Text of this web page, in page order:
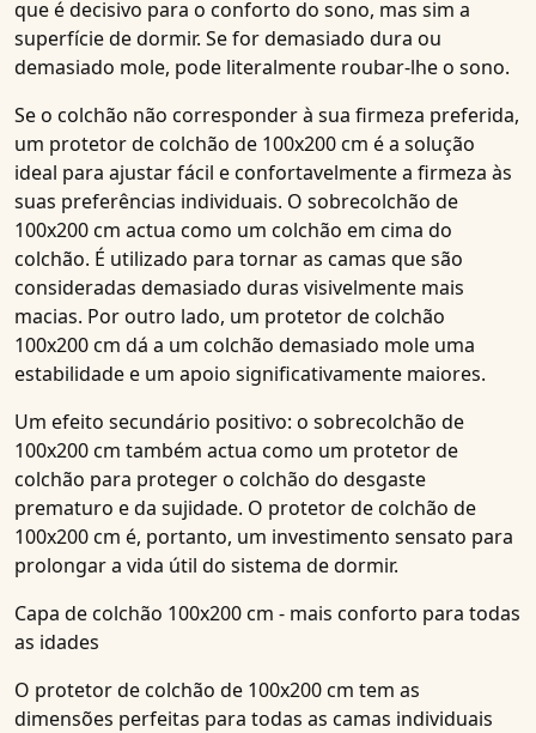
que é decisivo para o conforto do sono, mas sim a
superfície de dormir. Se for demasiado dura ou
demasiado mole, pode literalmente roubar-lhe o sono.
Se o colchão não corresponder à sua firmeza preferida,
um protetor de colchão de 100x200 cm é a solução
ideal para ajustar fácil e confortavelmente a firmeza às
suas preferências individuais. O sobrecolchão de
100x200 cm actua como um colchão em cima do
colchão. É utilizado para tornar as camas que são
consideradas demasiado duras visivelmente mais
macias. Por outro lado, um protetor de colchão
100x200 cm dá a um colchão demasiado mole uma
estabilidade e um apoio significativamente maiores.
Um efeito secundário positivo: o sobrecolchão de
100x200 cm também actua como um protetor de
colchão para proteger o colchão do desgaste
prematuro e da sujidade. O protetor de colchão de
100x200 cm é, portanto, um investimento sensato para
prolongar a vida útil do sistema de dormir.
Capa de colchão 100x200 cm - mais conforto para todas
as idades
O protetor de colchão de 100x200 cm tem as
dimensões perfeitas para todas as camas individuais